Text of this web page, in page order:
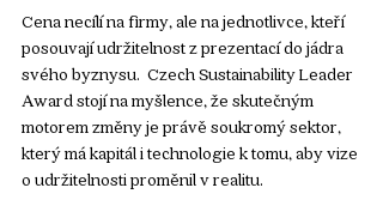
Cena necílí na firmy, ale na jednotlivce, kteří
posouvají udržitelnost z prezentací do jádra
svého byznysu.  Czech Sustainability Leader
Award stojí na myšlence, že skutečným
motorem změny je právě soukromý sektor,
který má kapitál i technologie k tomu, aby vize
o udržitelnosti proměnil v realitu.